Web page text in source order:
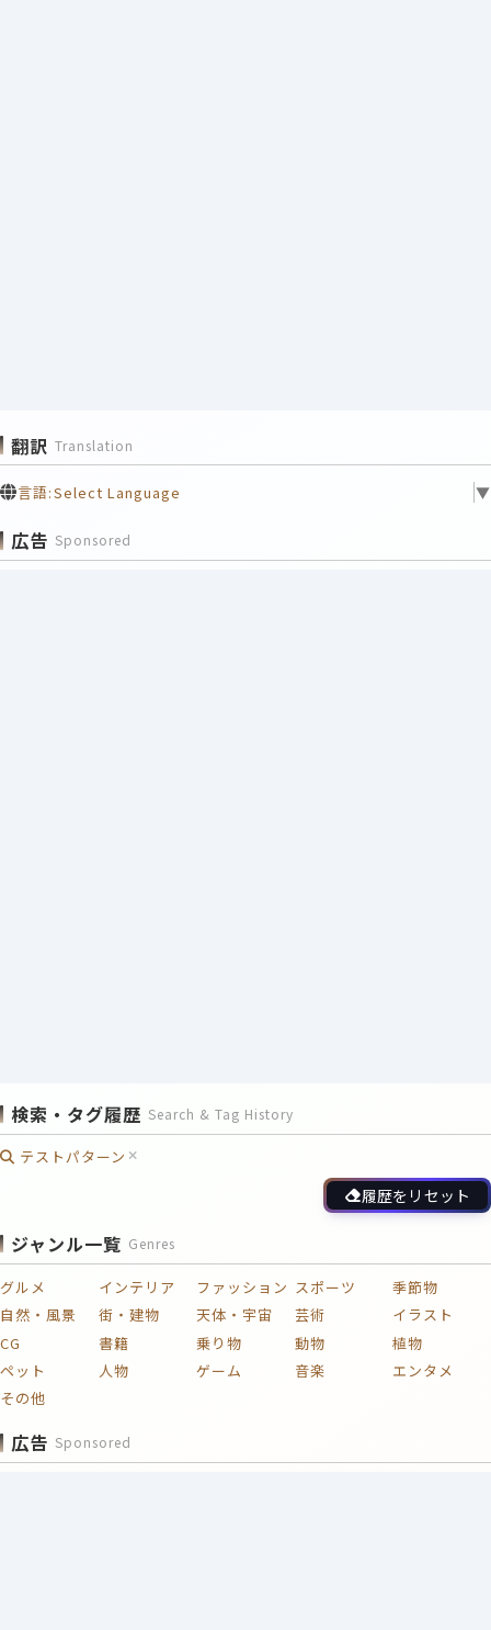
翻訳 Translation
言語:Select Language ▼
広告 Sponsored
検索・タグ履歴 Search & Tag History
テストパターン
履歴をリセット
ジャンル一覧 Genres
グルメ インテリア ファッション スポーツ
季節物
自然・風景
街・建物 天体・宇宙 芸術
イラスト
CG
書籍 乗り物 動物
植物
ペット
人物 ゲーム 音楽
エンタメ
その他
広告 Sponsored